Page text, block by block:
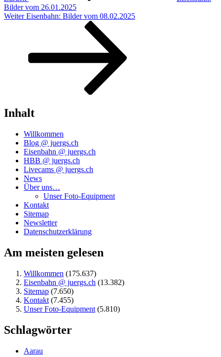
Bilder vom 26.01.2025
Nächster
Weiter Eisenbahn: Bilder vom 08.02.2025
Inhalt
Willkommen
Blog @ juergs.ch
Eisenbahn @ juergs.ch
HBB @ juergs.ch
Livecams @ juergs.ch
News
Über uns…
Unser Foto-Equipment
Kontakt
Sitemap
Newsletter
Datenschutzerklärung
Am meisten gelesen
Willkommen (175.637)
Eisenbahn @ juergs.ch (13.382)
Sitemap (7.650)
Kontakt (7.455)
Unser Foto-Equipment (5.810)
Schlagwörter
Aarau